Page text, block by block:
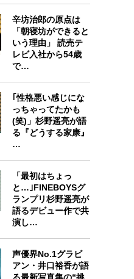
辛坊治郎の原点は
「朝寝坊ができると
いう理由」 読売テ
レビ入社から54歳
で…
｢性格悪い感じにな
っちゃってたかも
(笑)」杉野遥亮が語
る『どうする家康』
…
「最初はちょっ
と…｣FINEBOYSグ
ランプリ杉野遥亮が
語るデビュー作で共
演し…
声優界No.1グラビ
アン・井口裕香が語
る最新写真集の“挑